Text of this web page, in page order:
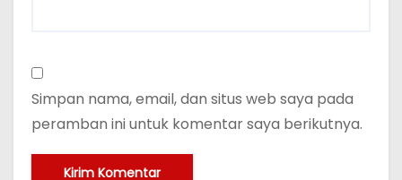
Simpan nama, email, dan situs web saya pada
peramban ini untuk komentar saya berikutnya.